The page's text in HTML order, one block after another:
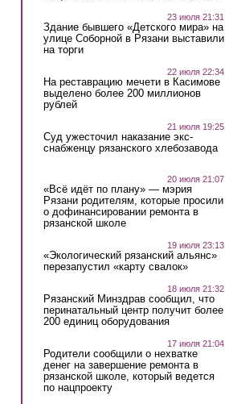
23 июля 21:31
Здание бывшего «Детского мира» на
улице Соборной в Рязани выставили
на торги
22 июля 22:34
На реставрацию мечети в Касимове
выделено более 200 миллионов
рублей
21 июля 19:25
Суд ужесточил наказание экс-
снабженцу рязанского хлебозавода
20 июля 21:07
«Всё идёт по плану» — мэрия
Рязани родителям, которые просили
о дофинансировании ремонта в
рязанской школе
19 июля 23:13
«Экологический рязанский альянс»
перезапустил «карту свалок»
18 июля 21:32
Рязанский Минздрав сообщил, что
перинатальный центр получит более
200 единиц оборудования
17 июля 21:04
Родители сообщили о нехватке
денег на завершение ремонта в
рязанской школе, который ведется
по нацпроекту